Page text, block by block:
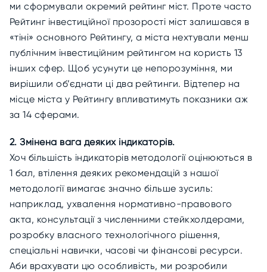
ми сформували окремий рейтинг міст. Проте часто
Рейтинг інвестиційної прозорості міст залишався в
«тіні» основного Рейтингу, а міста нехтували менш
публічним інвестиційним рейтингом на користь 13
інших сфер. Щоб усунути це непорозуміння, ми
вирішили об’єднати ці два рейтинги. Відтепер на
місце міста у Рейтингу впливатимуть показники аж
за 14 сферами.
2. Змінена вага деяких індикаторів.
Хоч більшість індикаторів методології оцінюються в
1 бал, втілення деяких рекомендацій з нашої
методології вимагає значно більше зусиль:
наприклад, ухвалення нормативно-правового
акта, консультації з численними стейкхолдерами,
розробку власного технологічного рішення,
спеціальні навички, часові чи фінансові ресурси.
Аби врахувати цю особливість, ми розробили